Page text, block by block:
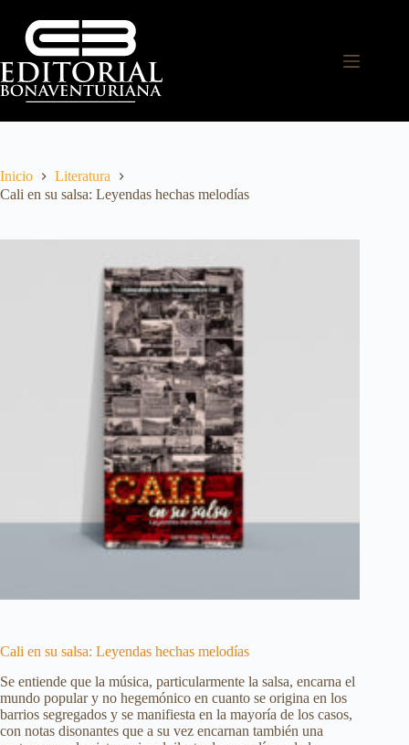
Inicio
Literatura
Cali en su salsa: Leyendas hechas melodías
Cali en su salsa: Leyendas hechas melodías
Se entiende que la música, particularmente la salsa, encarna el
mundo popular y no hegemónico en cuanto se origina en los
barrios segregados y se manifiesta en la mayoría de los casos,
con notas disonantes que a su vez encarnan también una